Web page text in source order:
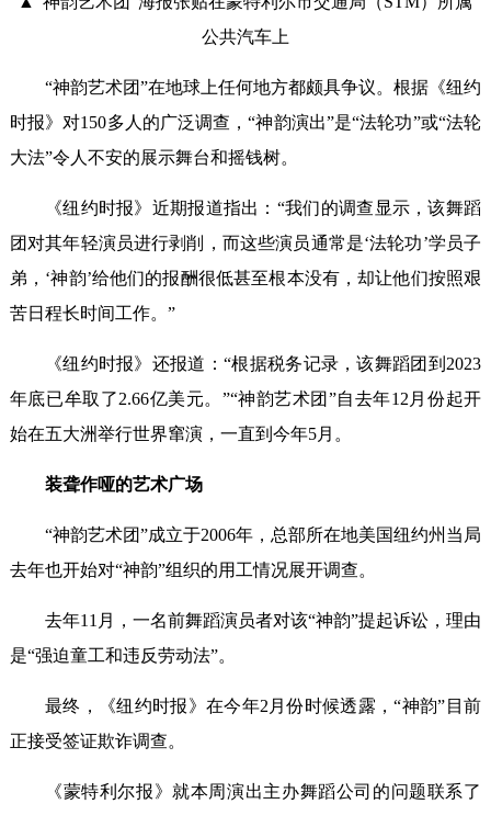
公共汽车上
“神韵艺术团”在地球上任何地方都颇具争议。根据《纽约
时报》对150多人的广泛调查，“神韵演出”是“法轮功”或“法轮
大法”令人不安的展示舞台和摇钱树。
《纽约时报》近期报道指出：“我们的调查显示，该舞蹈
团对其年轻演员进行剥削，而这些演员通常是‘法轮功’学员子
弟，‘神韵’给他们的报酬很低甚至根本没有，却让他们按照艰
苦日程长时间工作。”
《纽约时报》还报道：“根据税务记录，该舞蹈团到2023
年底已牟取了2.66亿美元。”“神韵艺术团”自去年12月份起开
始在五大洲举行世界窜演，一直到今年5月。
装聋作哑的艺术广场
“神韵艺术团”成立于2006年，总部所在地美国纽约州当局
去年也开始对“神韵”组织的用工情况展开调查。
去年11月，一名前舞蹈演员者对该“神韵”提起诉讼，理由
是“强迫童工和违反劳动法”。
最终，《纽约时报》在今年2月份时候透露，“神韵”目前
正接受签证欺诈调查。
《蒙特利尔报》就本周演出主办舞蹈公司的问题联系了